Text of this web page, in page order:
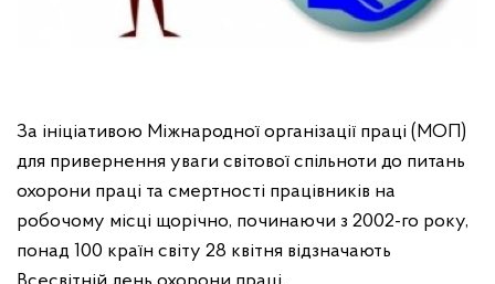
За ініціативою Міжнародної організації праці (МОП)
для привернення уваги світової спільноти до питань
охорони праці та смертності працівників на
робочому місці щорічно, починаючи з 2002-го року,
понад 100 країн світу 28 квітня відзначають